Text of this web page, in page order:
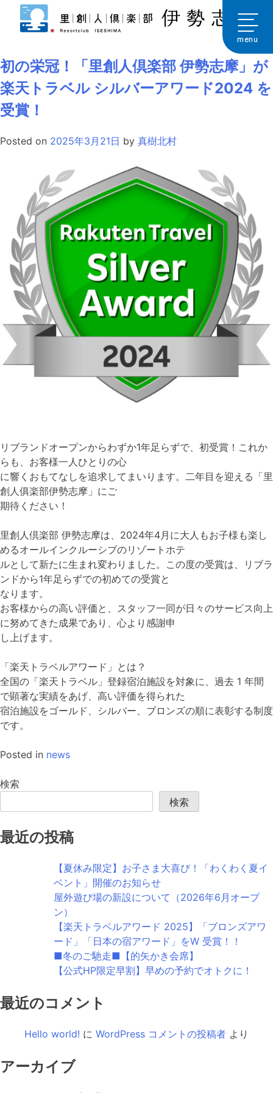
content
menu
月:2025年3月
初の栄冠！「里創人倶楽部 伊勢志摩」が
楽天トラベル シルバーアワード2024 を
受賞！
Posted on 2025年3月21日 by 真樹北村
リブランドオープンからわずか1年足らずで、初受賞！これか
らも、お客様一人ひとりの心
に響くおもてなしを追求してまいります。二年目を迎える「里
創人俱楽部伊勢志摩」にご
期待ください！
里創人倶楽部 伊勢志摩は、2024年4月に大人もお子様も楽し
めるオールインクルーシブのリゾートホテ
ルとして新たに生まれ変わりました。この度の受賞は、リブラ
ンドから1年足らずでの初めての受賞と
なります。
お客様からの高い評価と、スタッフ一同が日々のサービス向上
に努めてきた成果であり、心より感謝申
し上げます。
「楽天トラベルアワード」とは？
全国の「楽天トラベル」登録宿泊施設を対象に、過去 1 年間
で顕著な実績をあげ、高い評価を得られた
宿泊施設をゴールド、シルバー、ブロンズの順に表彰する制度
です。
Posted in news
検索
検索
最近の投稿
【夏休み限定】お子さま大喜び！「わくわく夏イ
ベント」開催のお知らせ
屋外遊び場の新設について（2026年6月オープ
ン）
【楽天トラベルアワード 2025】「ブロンズアワ
ード」「日本の宿アワード」をW 受賞！！
■冬のご馳走■【的矢かき会席】
【公式HP限定早割】早めの予約でオトクに！
最近のコメント
Hello world! に WordPress コメントの投稿者 より
アーカイブ